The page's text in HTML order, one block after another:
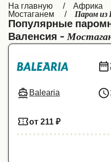
Italia
Canada
Ελλάδα
Polska
На главную Африка
Мостаганем
Паром из
Популярные
Валенсия -
Balearia
от 211 ₽